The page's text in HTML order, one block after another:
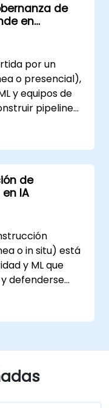
de
en
por un
o presencial),
y equipos de
pipelines
de
IA
o in situ) está
y ML que
defenderse